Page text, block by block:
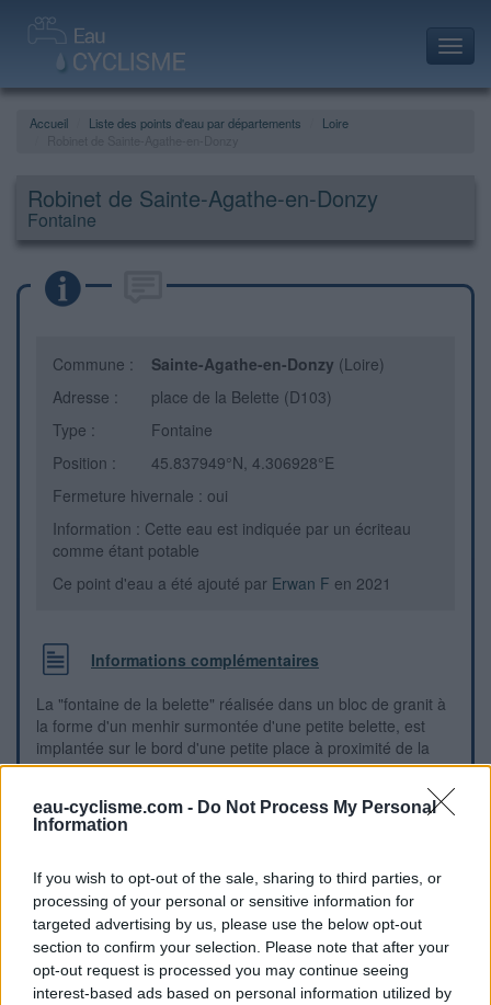
eau-cyclisme.com - Do Not Process My Personal
Information
If you wish to opt-out of the sale, sharing to third parties, or
processing of your personal or sensitive information for
targeted advertising by us, please use the below opt-out
section to confirm your selection. Please note that after your
opt-out request is processed you may continue seeing
interest-based ads based on personal information utilized by
Accueil Liste des points d'eau par départements
Loire
Robinet de Sainte-Agathe-en-Donzy
Fontaine
Commune : Sainte-Agathe-en-Donzy (Loire)
Adresse :
place de la Belette (D103)
Type :
Fontaine
Position :
45.837949°N, 4.306928°E
Fermeture hivernale : oui
Information : Cette eau est indiquée par un écriteau
comme étant potable
Ce point d'eau a été ajouté par Erwan F en 2021
Informations complémentaires
La "fontaine de la belette" réalisée dans un bloc de granit à
la forme d'un menhir surmontée d'une petite belette, est
implantée sur le bord d'une petite place à proximité de la
Mairie. D'après les explications d'un panneau touristique,
Sur la D103 en provenance de Montchal, la place de la
belette est implantée côté droit, face à l'intersection avec la
plus loin côté gauche.
Repères visuels